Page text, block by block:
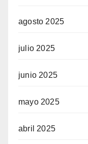
agosto 2025
julio 2025
junio 2025
mayo 2025
abril 2025